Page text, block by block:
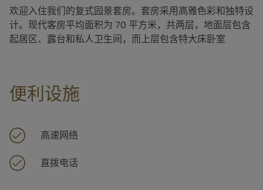
欢迎入住我们的复式园景套房。套房采用高雅色彩和独特设
计。现代客房平均面积为 70 平方米，共两层，地面层包含
起居区、露台和私人卫生间，而上层包含特大床卧室
便利设施
高速网络
直拨电话